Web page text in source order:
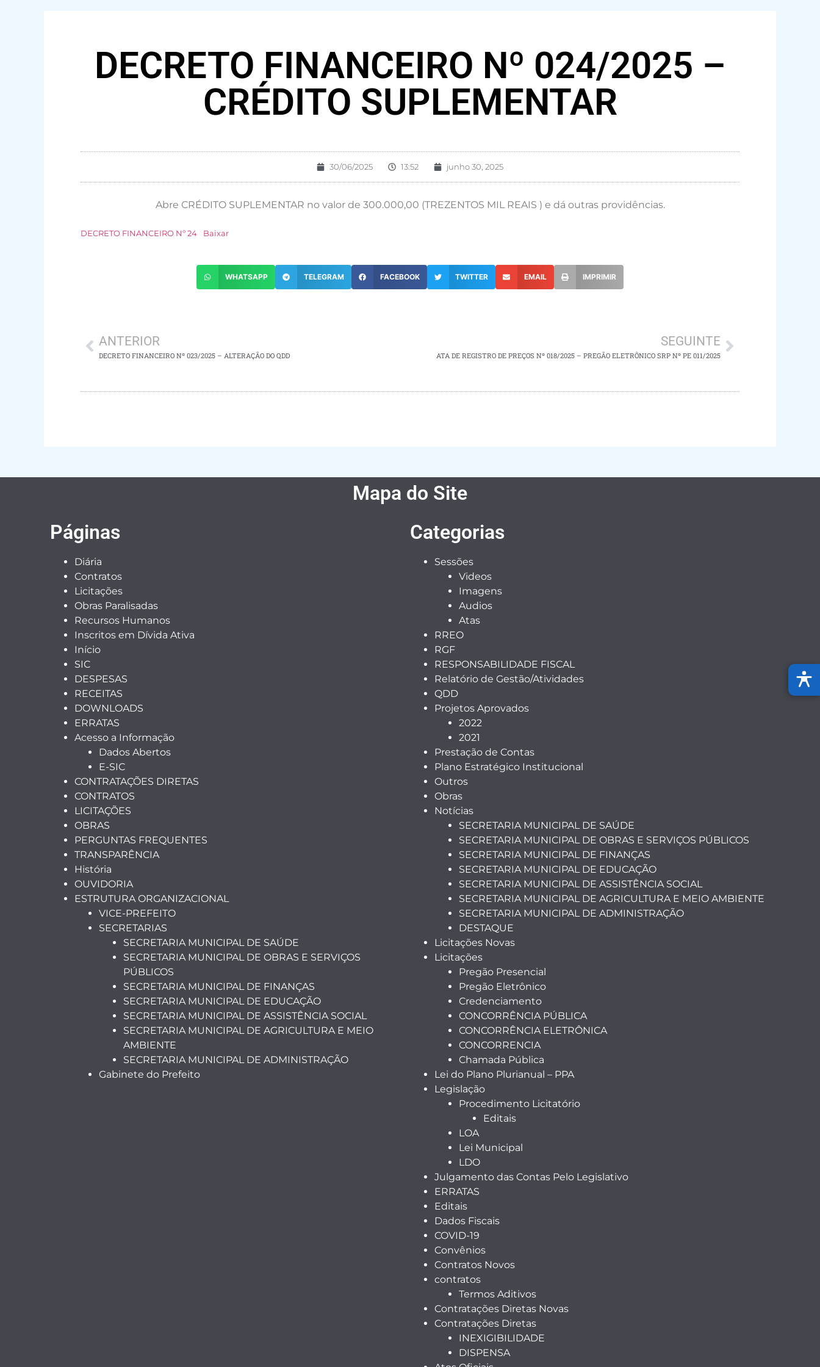
DECRETO FINANCEIRO Nº 024/2025 –
CRÉDITO SUPLEMENTAR
30/06/2025 13:52 junho 30, 2025
Abre CRÉDITO SUPLEMENTAR no valor de 300.000,00 (TREZENTOS MIL REAIS ) e dá outras providências.
DECRETO FINANCEIRO Nº 24 Baixar
WHATSAPP TELEGRAM FACEBOOK TWITTER EMAIL IMPRIMIR
ANTERIOR
DECRETO FINANCEIRO Nº 023/2025 – ALTERAÇÃO DO QDD
SEGUINTE
ATA DE REGISTRO DE PREÇOS Nº 018/2025 – PREGÃO ELETRÔNICO SRP Nº PE 011/2025
Mapa do Site
Páginas
Diária
Contratos
Licitações
Obras Paralisadas
Recursos Humanos
Inscritos em Dívida Ativa
Início
SIC
DESPESAS
RECEITAS
DOWNLOADS
ERRATAS
Acesso a Informação
Dados Abertos
E-SIC
CONTRATAÇÕES DIRETAS
CONTRATOS
LICITAÇÕES
OBRAS
PERGUNTAS FREQUENTES
TRANSPARÊNCIA
História
OUVIDORIA
ESTRUTURA ORGANIZACIONAL
VICE-PREFEITO
SECRETARIAS
SECRETARIA MUNICIPAL DE SAÚDE
SECRETARIA MUNICIPAL DE OBRAS E SERVIÇOS
PÚBLICOS
SECRETARIA MUNICIPAL DE FINANÇAS
SECRETARIA MUNICIPAL DE EDUCAÇÃO
SECRETARIA MUNICIPAL DE ASSISTÊNCIA SOCIAL
SECRETARIA MUNICIPAL DE AGRICULTURA E MEIO
AMBIENTE
SECRETARIA MUNICIPAL DE ADMINISTRAÇÃO
Gabinete do Prefeito
Categorias
Sessões
Videos
Imagens
Audios
Atas
RREO
RGF
RESPONSABILIDADE FISCAL
Relatório de Gestão/Atividades
QDD
Projetos Aprovados
2022
2021
Prestação de Contas
Plano Estratégico Institucional
Outros
Obras
Notícias
SECRETARIA MUNICIPAL DE SAÚDE
SECRETARIA MUNICIPAL DE OBRAS E SERVIÇOS PÚBLICOS
SECRETARIA MUNICIPAL DE FINANÇAS
SECRETARIA MUNICIPAL DE EDUCAÇÃO
SECRETARIA MUNICIPAL DE ASSISTÊNCIA SOCIAL
SECRETARIA MUNICIPAL DE AGRICULTURA E MEIO AMBIENTE
SECRETARIA MUNICIPAL DE ADMINISTRAÇÃO
DESTAQUE
Licitações Novas
Licitações
Pregão Presencial
Pregão Eletrônico
Credenciamento
CONCORRÊNCIA PÚBLICA
CONCORRÊNCIA ELETRÔNICA
CONCORRENCIA
Chamada Pública
Lei do Plano Plurianual – PPA
Legislação
Procedimento Licitatório
Editais
LOA
Lei Municipal
LDO
Julgamento das Contas Pelo Legislativo
ERRATAS
Editais
Dados Fiscais
COVID-19
Convênios
Contratos Novos
contratos
Termos Aditivos
Contratações Diretas Novas
Contratações Diretas
INEXIGIBILIDADE
DISPENSA